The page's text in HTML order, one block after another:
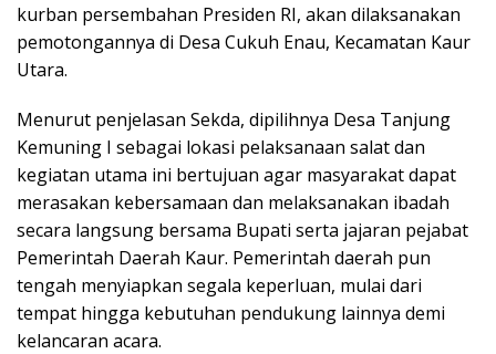
kurban persembahan Presiden RI, akan dilaksanakan
pemotongannya di Desa Cukuh Enau, Kecamatan Kaur
Utara.
Menurut penjelasan Sekda, dipilihnya Desa Tanjung
Kemuning I sebagai lokasi pelaksanaan salat dan
kegiatan utama ini bertujuan agar masyarakat dapat
merasakan kebersamaan dan melaksanakan ibadah
secara langsung bersama Bupati serta jajaran pejabat
Pemerintah Daerah Kaur. Pemerintah daerah pun
tengah menyiapkan segala keperluan, mulai dari
tempat hingga kebutuhan pendukung lainnya demi
kelancaran acara.